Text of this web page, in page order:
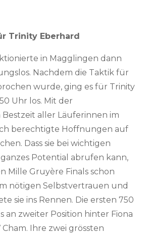
Trinity Eberhard
in Magglingen dann
Nachdem die Taktik für
wurde, ging es für Trinity
Uhr los. Mit der
aller Läuferinnen im
berechtigte Hoffnungen auf
Dass sie bei wichtigen
Potential abrufen kann,
Mille Gruyère Finals schon
nötigen Selbstvertrauen und
sie ins Rennen. Die ersten 750
an zweiter Position hinter Fiona
Ihre zwei grössten